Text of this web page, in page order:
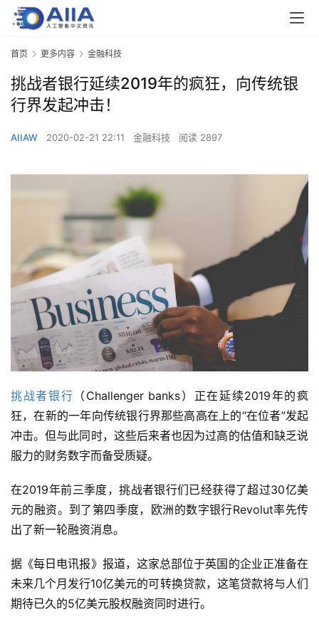
首页 更多内容 金融科技
挑战者银行延续2019年的疯狂，向传统银
行界发起冲击！
AIIAW 2020-02-21 22:11 金融科技 阅读 2897
挑战者银行 （Challenger banks）正在延续2019年的疯
狂，在新的一年向传统银行界那些高高在上的“在位者”发起
冲击。但与此同时，这些后来者也因为过高的估值和缺乏说
服力的财务数字而备受质疑。
在2019年前三季度，挑战者银行们已经获得了超过30亿美
元的融资。到了第四季度，欧洲的数字银行Revolut率先传
出了新一轮融资消息。
据《每日电讯报》报道，这家总部位于英国的企业正准备在
未来几个月发行10亿美元的可转换贷款，这笔贷款将与人们
期待已久的5亿美元股权融资同时进行。